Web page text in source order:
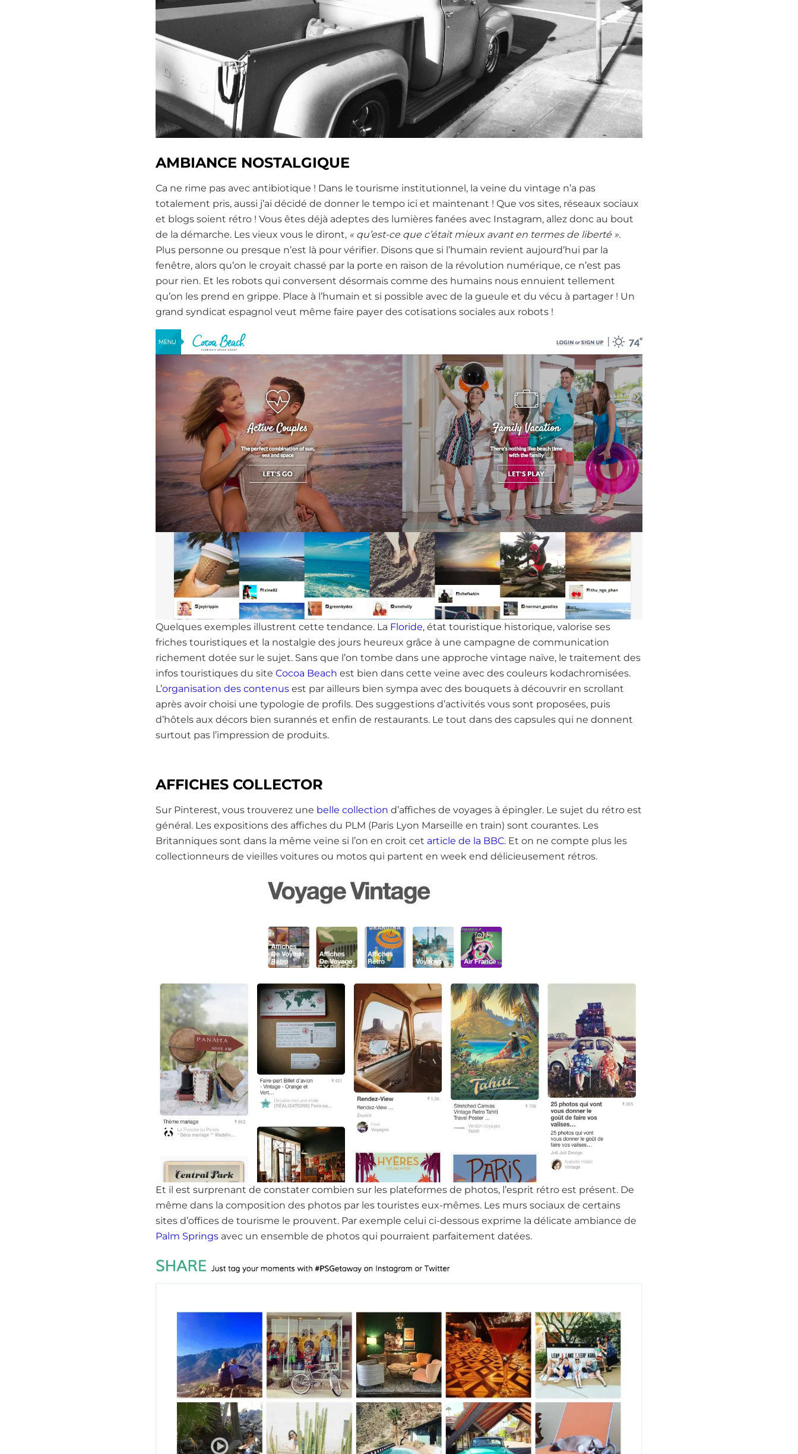
AMBIANCE NOSTALGIQUE
Ca ne rime pas avec antibiotique ! Dans le tourisme institutionnel, la veine du vintage n’a pas
totalement pris, aussi j’ai décidé de donner le tempo ici et maintenant ! Que vos sites, réseaux sociaux
et blogs soient rétro ! Vous êtes déjà adeptes des lumières fanées avec Instagram, allez donc au bout
de la démarche. Les vieux vous le diront, « qu’est-ce que c’était mieux avant en termes de liberté ».
Plus personne ou presque n’est là pour vérifier. Disons que si l’humain revient aujourd’hui par la
fenêtre, alors qu’on le croyait chassé par la porte en raison de la révolution numérique, ce n’est pas
pour rien. Et les robots qui conversent désormais comme des humains nous ennuient tellement
qu’on les prend en grippe. Place à l’humain et si possible avec de la gueule et du vécu à partager ! Un
grand syndicat espagnol veut même faire payer des cotisations sociales aux robots !
Quelques exemples illustrent cette tendance. La Floride, état touristique historique, valorise ses
friches touristiques et la nostalgie des jours heureux grâce à une campagne de communication
richement dotée sur le sujet. Sans que l’on tombe dans une approche vintage naïve, le traitement des
infos touristiques du site Cocoa Beach est bien dans cette veine avec des couleurs kodachromisées.
L’organisation des contenus est par ailleurs bien sympa avec des bouquets à découvrir en scrollant
après avoir choisi une typologie de profils. Des suggestions d’activités vous sont proposées, puis
d’hôtels aux décors bien surannés et enfin de restaurants. Le tout dans des capsules qui ne donnent
surtout pas l’impression de produits.
AFFICHES COLLECTOR
Sur Pinterest, vous trouverez une belle collection d’affiches de voyages à épingler. Le sujet du rétro est
général. Les expositions des affiches du PLM (Paris Lyon Marseille en train) sont courantes. Les
Britanniques sont dans la même veine si l’on en croit cet article de la BBC. Et on ne compte plus les
collectionneurs de vieilles voitures ou motos qui partent en week end délicieusement rétros.
Et il est surprenant de constater combien sur les plateformes de photos, l’esprit rétro est présent. De
même dans la composition des photos par les touristes eux-mêmes. Les murs sociaux de certains
sites d’offices de tourisme le prouvent. Par exemple celui ci-dessous exprime la délicate ambiance de
Palm Springs avec un ensemble de photos qui pourraient parfaitement datées.